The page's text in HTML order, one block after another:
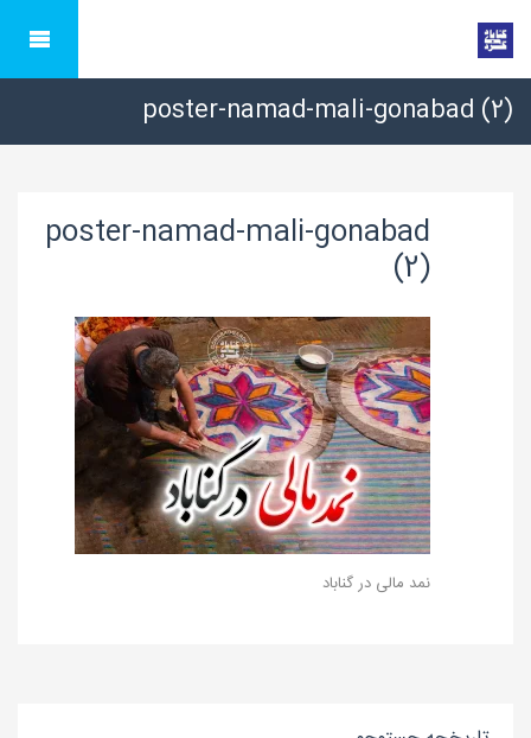
poster-namad-mali-gonabad (2)
poster-namad-mali-gonabad
(2)
نمد مالی در گناباد